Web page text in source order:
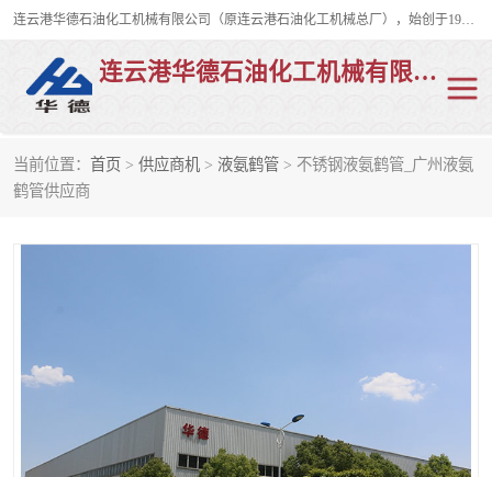
连云港华德石油化工机械有限公司（原连云港石油化工机械总厂），始创于1982年，是从事码头船用流体装卸臂、陆用流体装卸臂（鹤管）、活动梯、钢构平台、定量装车系统等全系列流体装卸设备的设计、制造、销售以及服务的专业供应商。
连云港华德石油化工机械有限公司
当前位置： 首页 > 供应商机 > 液氨鹤管 > 不锈钢液氨鹤管_广州液氨
鹤管供应商
陆用流体装卸臂
液氨鹤管 液氯鹤管
紧急脱离干式接头 火车鹤管